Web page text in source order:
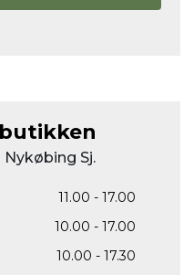
Nykøbing Sj.
11.00 - 17.00
10.00 - 17.00
10.00 - 17.30